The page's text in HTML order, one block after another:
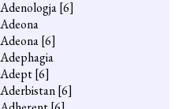
Adenologja[6]
Adeona
Adeona[6]
Adephagia
Adept[6]
Aderbistan[6]